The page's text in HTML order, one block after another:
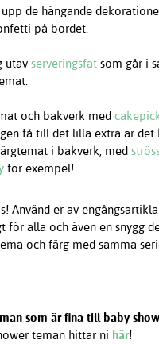
de hängande
på bordet.
utav serveringsfatsom går i
och bakverk med
få till det lilla extra är det
i bakverk, med
för exempel!
Använd er av
för alla och även en snygg
och färg med samma
som är fina till baby
teman hittar ni här!